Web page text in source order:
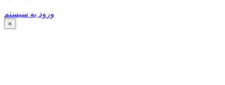
ورود به سیستم
×